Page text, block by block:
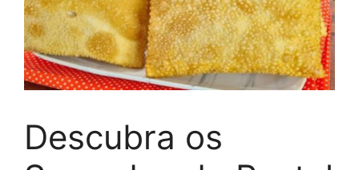
Descubra os